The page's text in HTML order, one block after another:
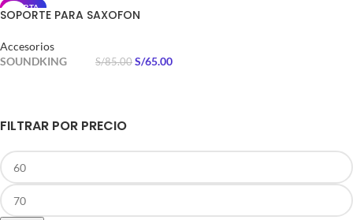
FILTRAR POR PRECIO
OFERTA
SOPORTE PARA SAXOFON
Accesorios
SOUNDKING
S/85.00 S/65.00